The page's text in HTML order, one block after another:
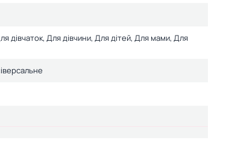
дівчаток, Для дівчини, Для дітей, Для мами, Для